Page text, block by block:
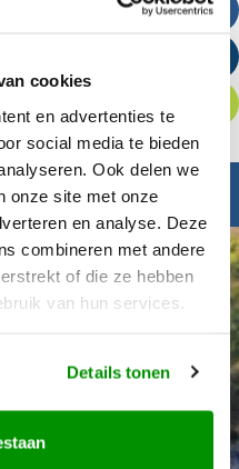
cookies
en advertenties te
social media te bieden
Ook delen we
onze site met onze
en analyse. Deze
combineren met andere
of die ze hebben
van hun services.
Details tonen